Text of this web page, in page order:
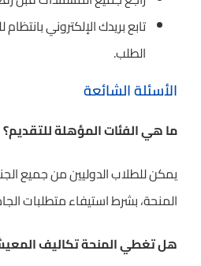
تابع بريدك الإلكتروني
الطلب.
الأسئلة الشائعة
ما هي الفئات المؤهلة للتقديم؟
يمكن للطلاب الدوليين من جميع
المنحة، بشرط استيفاء متطلبات
هل تغطي المنحة تكاليف